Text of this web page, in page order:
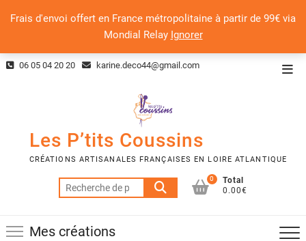
Frais d'envoi offert en France métropolitaine à partir de 99€ via
Mondial Relay Ignorer
Skip 06 05 04 20 20 karine.deco44@gmail.com
Les P’tits Coussins
CRÉATIONS ARTISANALES FRANÇAISES EN LOIRE ATLANTIQUE
Recherche
pour :
0
Total
0.00€
Mes créations